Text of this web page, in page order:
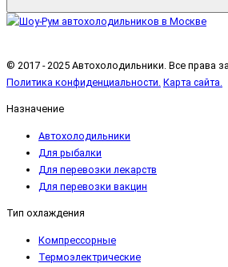
© 2017 - 2025 Автохолодильники. Все права
Политика конфиденциальности. Карта сайта.
Назначение
Автохолодильники
Для рыбалки
Для перевозки лекарств
Для перевозки вакцин
Тип охлаждения
Компрессорные
Термоэлектрические